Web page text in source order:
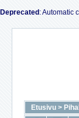
Deprecated : Automatic
Etusivu >